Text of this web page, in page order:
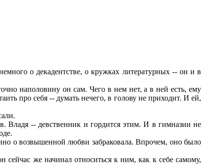
о декадентстве, о кружках литературных -- он и в
наполовину он сам. Чего в нем нет, а в ней есть, ему
про себя -- думать нечего, в голову не приходит. И ей,
-- девственник и гордится этим. И в гимназии не
о возвышенной любви забраковала. Впрочем, оно было
же начинал относиться к ним, как к себе самому,